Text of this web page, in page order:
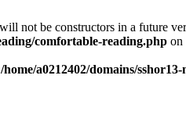
not be constructors in a future
comfortable-reading.php on
/home/a0212402/domains/